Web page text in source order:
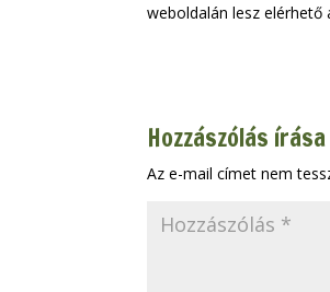
weboldalán lesz elérhető
Hozzászólás írása
Az e-mail címet nem